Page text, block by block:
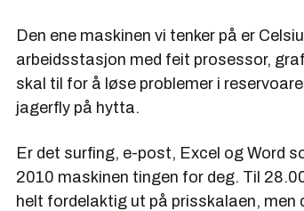
Den ene maskinen vi tenker på er
arbeidsstasjon med feit prosessor,
skal til for å løse problemer i
jagerfly på hytta.
Er det surfing, e-post, Excel og Word
2010 maskinen tingen for deg. Til
helt fordelaktig ut på prisskalaen, men